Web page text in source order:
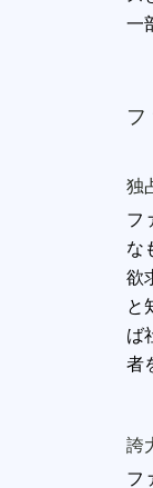
一
独
フ
な
欲
と
ば
者
誇
フ